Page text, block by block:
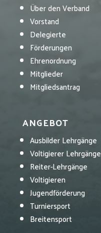
Über den Verband
Vorstand
Delegierte
Förderungen
Ehrenordnung
Mitglieder
Mitgliedsantrag
ANGEBOT
Ausbilder Lehrgänge
Voltigierer Lehrgänge
Reiter-Lehrgänge
Voltigieren
Jugendförderung
Turniersport
Breitensport